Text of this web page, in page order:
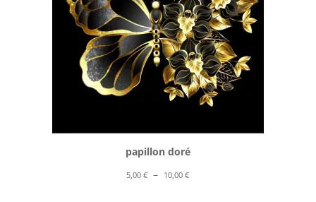
papillon doré
5,00€ – 10,00€Plage